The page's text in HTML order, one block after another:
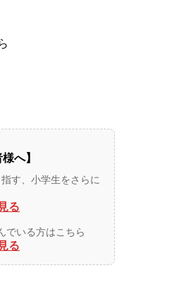
へ】
す、小学生をさらに
る
でいる方はこちら
る